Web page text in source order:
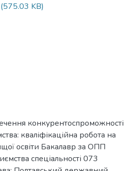
KB)
конкурентоспроможності
кваліфікаційна робота на
освіти Бакалавр за ОПП
спеціальності 073